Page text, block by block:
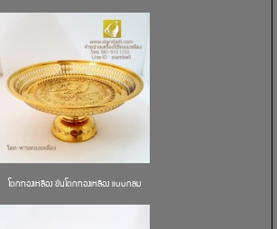
โตกทองเหลือง ขันโตกทองเหลือง แบบกลม